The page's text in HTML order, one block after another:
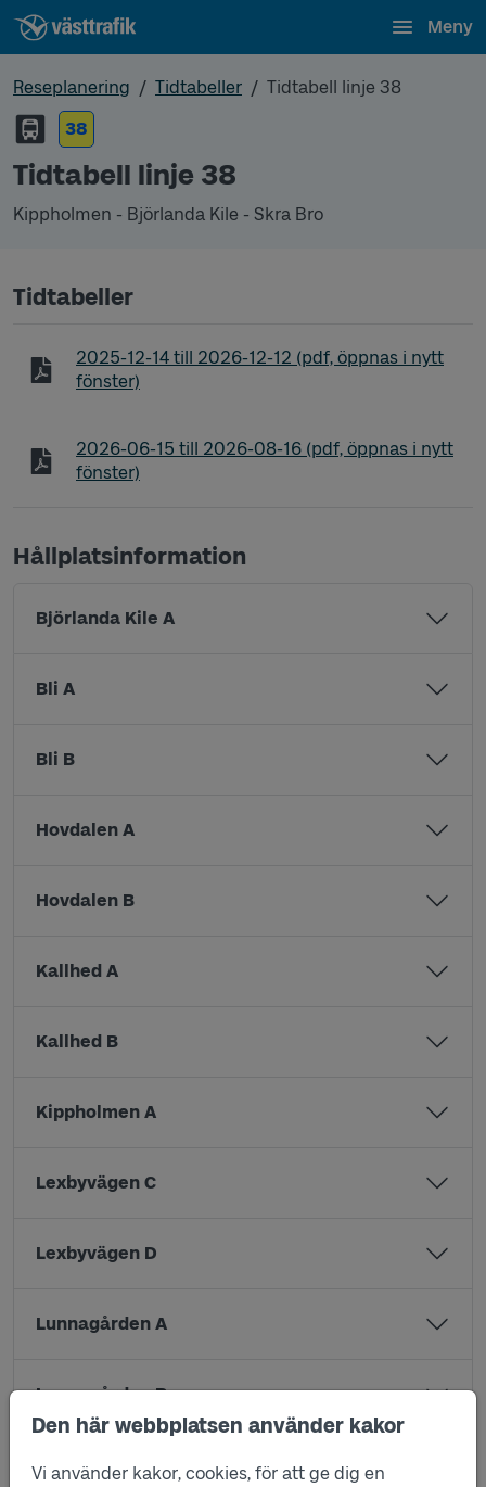
Den här webbplatsen använder kakor
Vi använder kakor, cookies, för att ge dig en
Meny
Reseplanering Tidtabeller
Tidtabell linje 38
38
Tidtabell linje 38
Kippholmen - Björlanda Kile - Skra Bro
Tidtabeller
Tidtabell linje 38 Kippholmen - Björlanda Kile -
2025-12-14 till 2026-12-12 (pdf, öppnas i nytt
fönster)
Tidtabell linje 38 Kippholmen - Björlanda Kile -
2026-06-15 till 2026-08-16 (pdf, öppnas i nytt
fönster)
Hållplatsinformation
Björlanda Kile A
Bli A
Bli B
Hovdalen A
Hovdalen B
Kallhed A
Kallhed B
Kippholmen A
Lexbyvägen C
Lexbyvägen D
Lunnagården A
Lunnagården B
Nolvik A